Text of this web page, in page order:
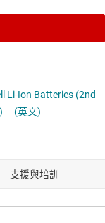
Li-Ion Batteries (2nd
(英文)